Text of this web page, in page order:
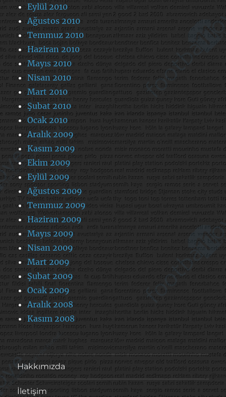
Eylül 2010
Ağustos 2010
Temmuz 2010
Haziran 2010
Mayıs 2010
Nisan 2010
Mart 2010
Şubat 2010
Ocak 2010
Aralık 2009
Kasım 2009
Ekim 2009
Eylül 2009
Ağustos 2009
Temmuz 2009
Haziran 2009
Mayıs 2009
Nisan 2009
Mart 2009
Şubat 2009
Ocak 2009
Aralık 2008
Kasım 2008
Hakkımızda
İletişim